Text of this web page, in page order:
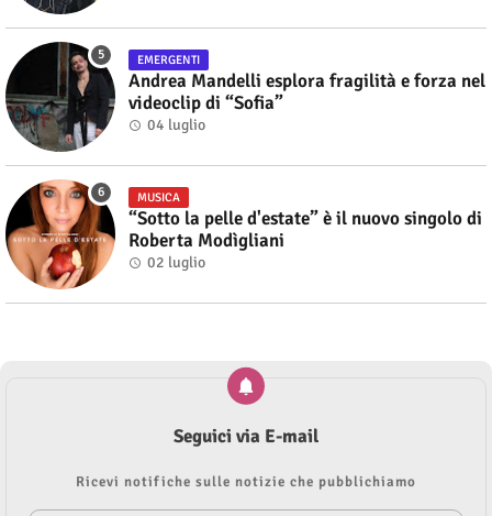
EMERGENTI
Andrea Mandelli esplora fragilità e forza nel
videoclip di “Sofia”
04 luglio
MUSICA
“Sotto la pelle d'estate” è il nuovo singolo di
Roberta Modìgliani
02 luglio
Seguici via E-mail
Ricevi notifiche sulle notizie che pubblichiamo